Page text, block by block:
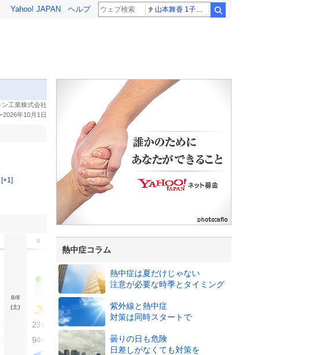
Yahoo! JAPAN ヘルプ
[+1]
8/8
(土)
0
23℃ 22℃ 22℃ 22
94% 93 93% 94% 94% 94%
熱中症コラム
熱中症は夏だけじゃない
注意が必要な時季とタイミング
紫外線と熱中症
対策は同時スタートで
曇りの日も危険
日差しがなくても対策を